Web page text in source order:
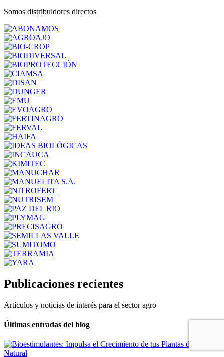
Somos distribuidores directos
Publicaciones recientes
Artículos y noticias de interés para el sector agro
Últimas entradas del blog